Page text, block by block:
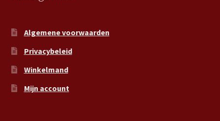
Algemene voorwaarden
Privacybeleid
Winkelmand
Mijn account